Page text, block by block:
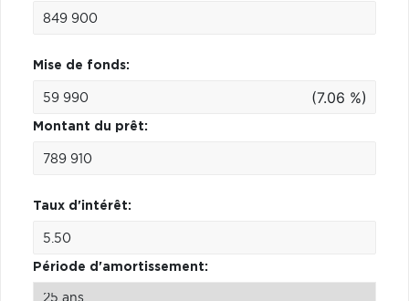
Mise de fonds:
(7.06 %)
Montant du prêt:
Taux d'intérêt:
Période d'amortissement: